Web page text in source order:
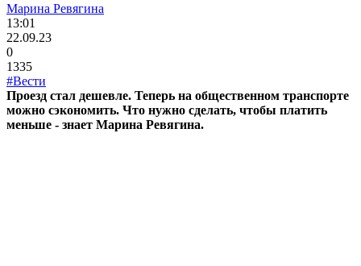
Марина Ревягина
13:01
22.09.23
0
1335
#Вести
Проезд стал дешевле. Теперь на общественном транспорте
можно сэкономить. Что нужно сделать, чтобы платить
меньше - знает Марина Ревягина.